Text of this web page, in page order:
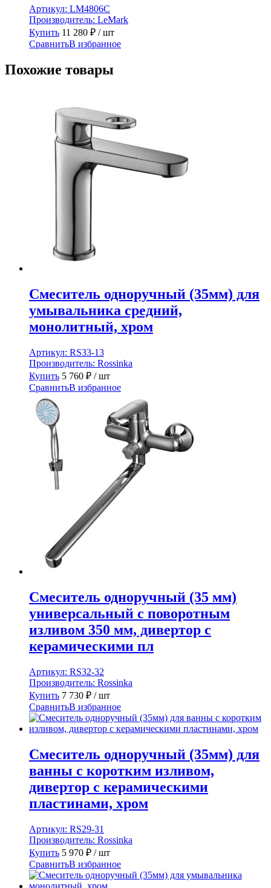
Артикул: LM4806C
Производитель: LeMark
Купить 11 280 ₽ / шт
СравнитьВ избранное
Похожие товары
Смеситель одноручный (35мм) для
умывальника средний,
монолитный, хром
Артикул: RS33-13
Производитель: Rossinka
Купить 5 760 ₽ / шт
СравнитьВ избранное
Смеситель одноручный (35 мм)
универсальный с поворотным
изливом 350 мм, дивертор с
керамическими пл
Артикул: RS32-32
Производитель: Rossinka
Купить 7 730 ₽ / шт
СравнитьВ избранное
Смеситель одноручный (35мм) для
ванны с коротким изливом,
дивертор с керамическими
пластинами, хром
Артикул: RS29-31
Производитель: Rossinka
Купить 5 970 ₽ / шт
СравнитьВ избранное